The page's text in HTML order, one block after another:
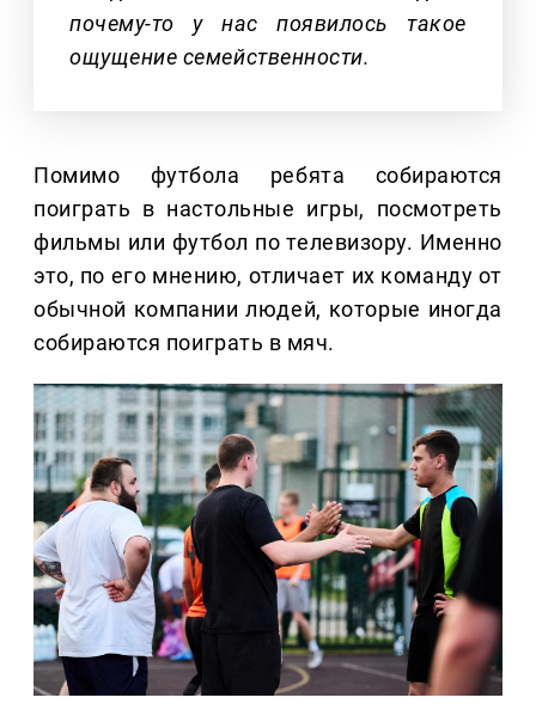
почему-то у нас появилось такое
ощущение семейственности.
Помимо футбола ребята собираются
поиграть в настольные игры, посмотреть
фильмы или футбол по телевизору. Именно
это, по его мнению, отличает их команду от
обычной компании людей, которые иногда
собираются поиграть в мяч.